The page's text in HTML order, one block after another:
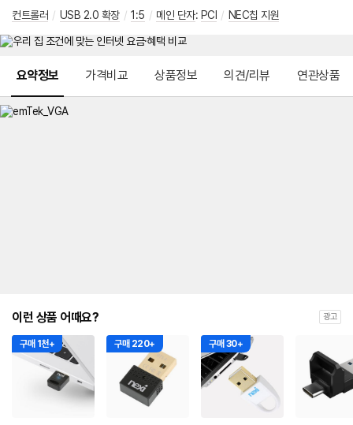
컨트롤러 / USB 2.0 확장 / 1:5 / 메인 단자: PCI / NEC칩 지원
요약정보 가격비교 상품정보 의견/리뷰 연관상품
이런 상품 어때요? 광고
구매 1천+ 구매 220+ 구매 30+